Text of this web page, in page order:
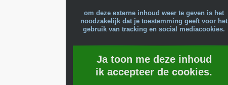
om deze externe inhoud weer te geven is het
noodzakelijk dat je toestemming geeft voor het
gebruik van tracking en social mediacookies.
Ja toon me deze inhoud
ik accepteer de cookies.